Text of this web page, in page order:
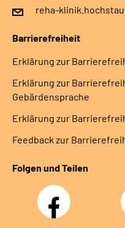
reha-
Barrierefreiheit
Erklärung zur
Erklärung zur
Gebärdensprache
Erklärung zur
Feedback zur
Folgen und Teilen
Facebook